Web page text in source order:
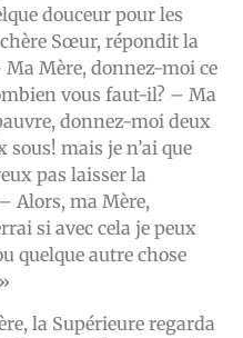
douceur pour les
Sœur, répondit la
Mère, donnez-moi ce
vous faut-il? – Ma
donnez-moi deux
mais je n’ai que
pas laisser la
Alors, ma Mère,
si avec cela je peux
quelque autre chose
la Supérieure regarda